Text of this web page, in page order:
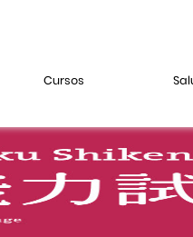
Cursos